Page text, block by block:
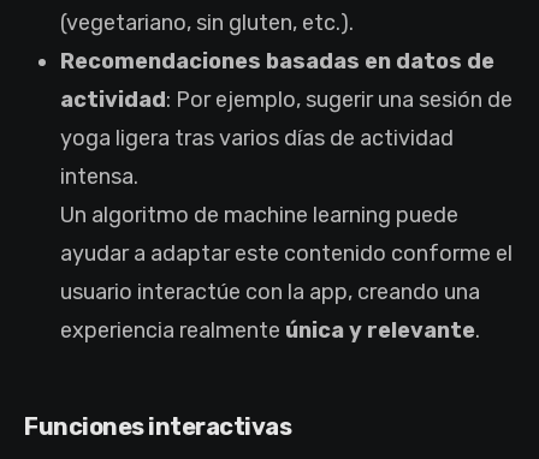
(vegetariano, sin gluten, etc.).
Recomendaciones basadas en datos de
actividad: Por ejemplo, sugerir una sesión de
yoga ligera tras varios días de actividad
intensa.
Un algoritmo de machine learning puede
ayudar a adaptar este contenido conforme el
usuario interactúe con la app, creando una
experiencia realmente única y relevante.
Funciones interactivas